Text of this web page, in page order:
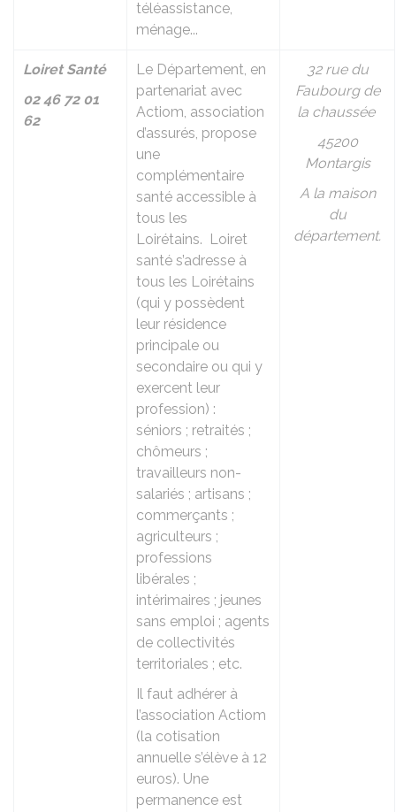
téléassistance,
ménage...
Loiret Santé
02 46 72 01
62
Le Département, en
partenariat avec
Actiom, association
d’assurés, propose
une
complémentaire
santé accessible à
tous les
Loirétains. Loiret
santé s’adresse à
tous les Loirétains
(qui y possèdent
leur résidence
principale ou
secondaire ou qui y
exercent leur
profession) :
séniors ; retraités ;
chômeurs ;
travailleurs non-
salariés ; artisans ;
commerçants ;
agriculteurs ;
professions
libérales ;
intérimaires ; jeunes
sans emploi ; agents
de collectivités
territoriales ; etc.
Il faut adhérer à
l’association Actiom
(la cotisation
annuelle s’élève à 12
euros). Une
permanence est
32 rue du
Faubourg de
la chaussée
45200
Montargis
A la maison
du
département.